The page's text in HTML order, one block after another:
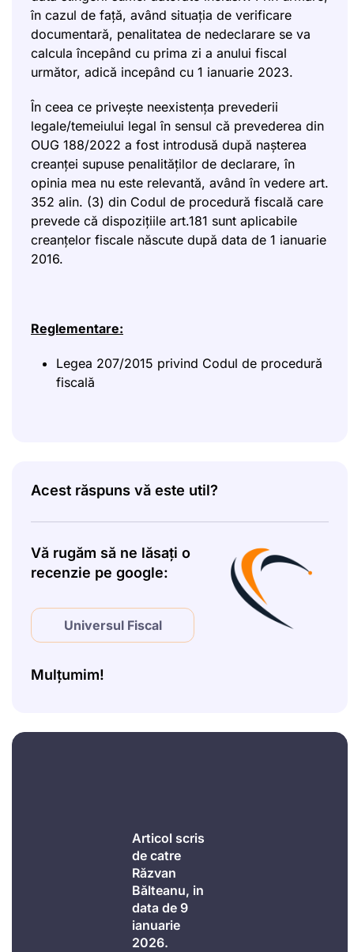
în cazul de față, având situația de verificare
documentară, penalitatea de nedeclarare se va
calcula începând cu prima zi a anului fiscal
următor, adică incepând cu 1 ianuarie 2023.
În ceea ce privește neexistența prevederii
legale/temeiului legal în sensul că prevederea din
OUG 188/2022 a fost introdusă după nașterea
creanței supuse penalităților de declarare, în
opinia mea nu este relevantă, având în vedere art.
352 alin. (3) din Codul de procedură fiscală care
prevede că dispozițiile art.181 sunt aplicabile
creanțelor fiscale născute după data de 1 ianuarie
2016.
Reglementare:
Legea 207/2015 privind Codul de procedură
fiscală
Acest răspuns vă este util?
Vă rugăm să ne lăsați o
recenzie pe google:
Universul Fiscal
Mulțumim!
Articol scris
de catre
Răzvan
Bălteanu, in
data de 9
ianuarie
2026.